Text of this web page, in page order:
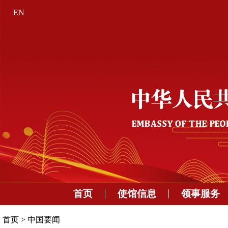
EN
首页 使馆信息 领事服务
首页 > 中国要闻